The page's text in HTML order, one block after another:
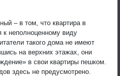
– в том, что квартира в
к неполноценному виду
такого дома не имеют
на верхних этажах, они
в свои квартиры пешком.
здесь не предусмотрено.